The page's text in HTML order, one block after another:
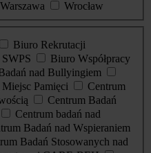
Warszawa
Wrocław
Biuro Rekrutacji
Biuro Współpracy
nad Bullyingiem
Pamięci
Centrum
Centrum Badań
Centrum badań nad
Badań nad Wspieraniem
Badań Stosowanych nad